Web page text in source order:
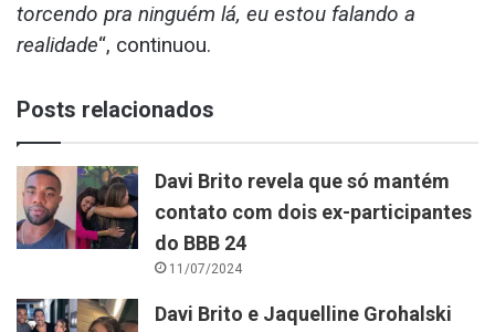
torcendo pra ninguém lá, eu estou falando a
realidade“, continuou.
Posts relacionados
Davi Brito revela que só mantém
contato com dois ex-participantes
do BBB 24
11/07/2024
Davi Brito e Jaquelline Grohalski